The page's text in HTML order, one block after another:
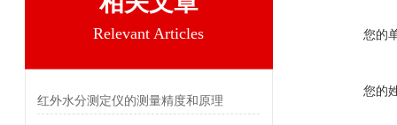
Relevant Articles
红外水分测定仪的测量精度和原理
您的
您的